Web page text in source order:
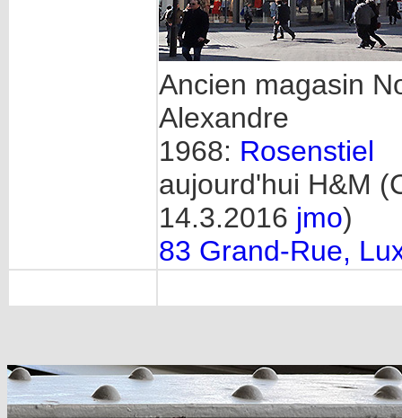
Ancien magasin
Alexandre
1968: Rosenstiel
aujourd'hui H&M
14.3.2016 jmo)
83 Grand-Rue,